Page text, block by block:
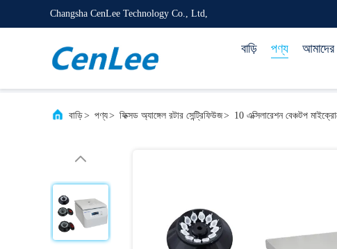
Changsha CenLee Technology Co., Ltd,
বাড়ি পণ্য
বাড়ি> পণ্য> ফিক্সড অ্যাঙ্গেল রটার সেন্ট্রিফিউজ> 10 এক্সিলারেশন বেঞ্চটপ